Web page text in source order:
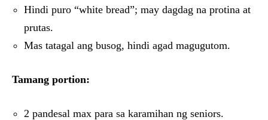
Hindi puro “white bread”; may dagdag na protina at
prutas.
Mas tatagal ang busog, hindi agad magugutom.
Tamang portion:
2 pandesal max para sa karamihan ng seniors.